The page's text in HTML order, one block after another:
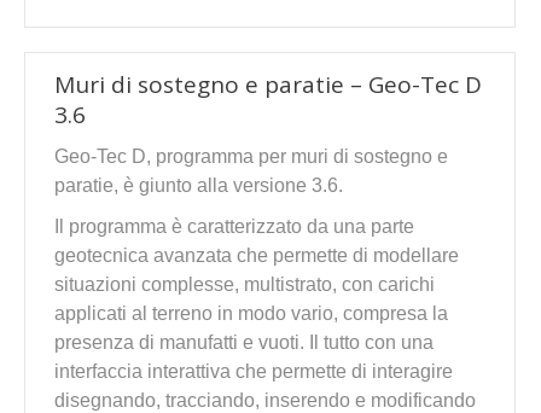
Muri di sostegno e paratie – Geo-Tec D
3.6
Geo-Tec D, programma per muri di sostegno e
paratie, è giunto alla versione 3.6.
Il programma è caratterizzato da una parte
geotecnica avanzata che permette di modellare
situazioni complesse, multistrato, con carichi
applicati al terreno in modo vario, compresa la
presenza di manufatti e vuoti. Il tutto con una
interfaccia interattiva che permette di interagire
disegnando, tracciando, inserendo e modificando